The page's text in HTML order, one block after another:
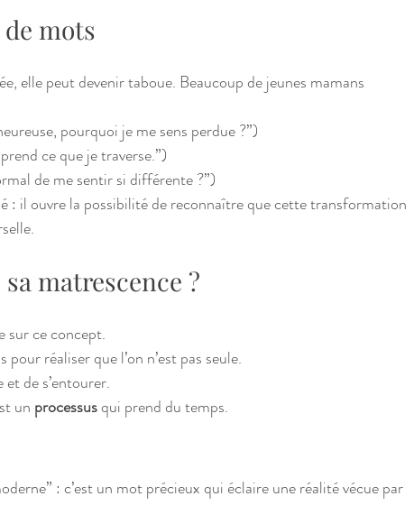
de mots
elle peut devenir taboue. Beaucoup de jeunes mamans
pourquoi je me sens perdue ?”)
ce que je traverse.”)
de me sentir si différente ?”)
: il ouvre la possibilité de reconnaître que cette transformation
matrescence ?
sur ce concept.
réaliser que l’on n’est pas seule.
de s’entourer.
un processus qui prend du temps.
: c’est un mot précieux qui éclaire une réalité vécue par